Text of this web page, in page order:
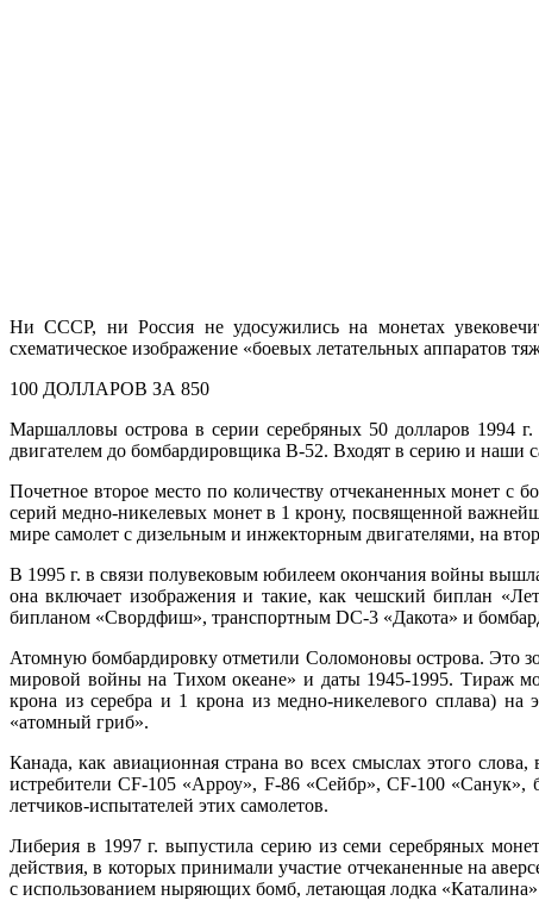
Ни СССР, ни Россия не удосужились на монетах
схематическое изображение «боевых летательных аппаратов
100 ДОЛЛАРОВ ЗА 850
Маршалловы острова в серии серебряных 50 долларов 1994
двигателем до бомбардировщика В-52. Входят в серию и
Почетное второе место по количеству отчеканенных монет
серий медно-никелевых монет в 1 крону, посвященной
мире самолет с дизельным и инжекторным двигателями, на
В 1995 г. в связи полувековым юбилеем окончания войны
она включает изображения и такие, как чешский биплан
бипланом «Свордфиш», транспортным DC-3 «Дакота» и
Атомную бомбардировку отметили Соломоновы острова. Это
мировой войны на Тихом океане» и даты 1945-1995. Тираж
крона из серебра и 1 крона из медно-никелевого сплава)
«атомный гриб».
Канада, как авиационная страна во всех смыслах этого
истребители CF-105 «Арроу», F-86 «Сейбр», CF-100
летчиков-испытателей этих самолетов.
Либерия в 1997 г. выпустила серию из семи серебряных
действия, в которых принимали участие отчеканенные на
с использованием ныряющих бомб, летающая лодка